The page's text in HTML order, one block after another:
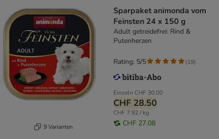
9 Varianten
Sparpaket animonda vom
Feinsten 24 x 150 g
Adult getreidefrei: Rind &
Putenherzen
Einzeln CHF 30.00
CHF 28.50
CHF 7.92 / kg
CHF 27.08
Rating: 5/5 (19)